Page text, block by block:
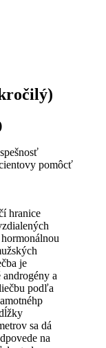
pomôcť
hranice
je
a
podľa
sa dá
na